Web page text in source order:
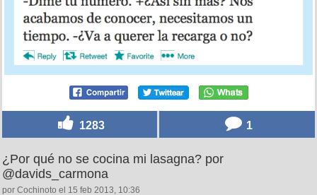
1283 1
¿Por qué no se cocina mi lasagna? por
@davids_carmona
por Cochinoto el 15 feb 2013, 10:36